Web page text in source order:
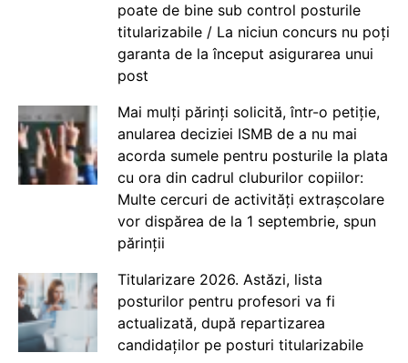
poate de bine sub control posturile
titularizabile / La niciun concurs nu poți
garanta de la început asigurarea unui
post
Mai mulți părinți solicită, într-o petiție,
anularea deciziei ISMB de a nu mai
acorda sumele pentru posturile la plata
cu ora din cadrul cluburilor copiilor:
Multe cercuri de activități extrașcolare
vor dispărea de la 1 septembrie, spun
părinții
Titularizare 2026. Astăzi, lista
posturilor pentru profesori va fi
actualizată, după repartizarea
candidaților pe posturi titularizabile